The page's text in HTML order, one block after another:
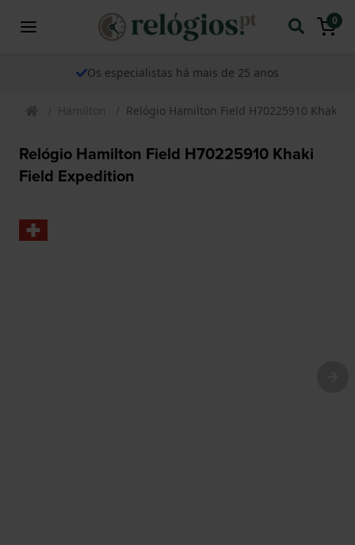
0
Os especialistas há mais de 25 anos
Hamilton Relógio Hamilton Field H70225910 Khaki
Relógio Hamilton Field H70225910 Khaki
Field Expedition